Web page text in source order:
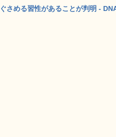
さめる習性があることが判明 -